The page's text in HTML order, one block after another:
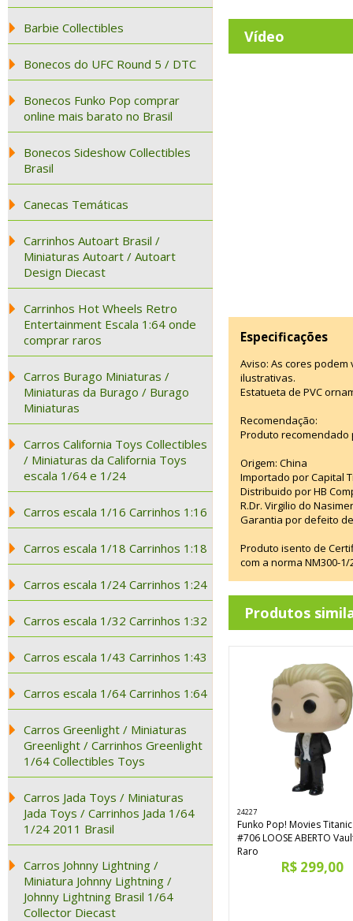
Barbie Collectibles
Bonecos do UFC Round 5 / DTC
Bonecos Funko Pop comprar
online mais barato no Brasil
Bonecos Sideshow Collectibles
Brasil
Canecas Temáticas
Carrinhos Autoart Brasil /
Miniaturas Autoart / Autoart
Design Diecast
Carrinhos Hot Wheels Retro
Entertainment Escala 1:64 onde
comprar raros
Carros Burago Miniaturas /
Miniaturas da Burago / Burago
Miniaturas
Carros California Toys Collectibles
/ Miniaturas da California Toys
escala 1/64 e 1/24
Carros escala 1/16 Carrinhos 1:16
Carros escala 1/18 Carrinhos 1:18
Carros escala 1/24 Carrinhos 1:24
Carros escala 1/32 Carrinhos 1:32
Carros escala 1/43 Carrinhos 1:43
Carros escala 1/64 Carrinhos 1:64
Carros Greenlight / Miniaturas
Greenlight / Carrinhos Greenlight
1/64 Collectibles Toys
Carros Jada Toys / Miniaturas
Jada Toys / Carrinhos Jada 1/64
1/24 2011 Brasil
Carros Johnny Lightning /
Miniatura Johnny Lightning /
Johnny Lightning Brasil 1/64
Collector Diecast
Vídeo
Especificações
Aviso: As cores
ilustrativas.
Estatueta de PVC
Recomendação:
Produto recomendado
Origem: China
Importado por Capital
Distribuido por HB
R.Dr. Virgilio do
Garantia por defeito
Produto isento de
com a norma NM300-
Produtos
24227
Funko Pop! Movies Titanic
#706 LOOSE ABERTO
Raro
R$ 299,00